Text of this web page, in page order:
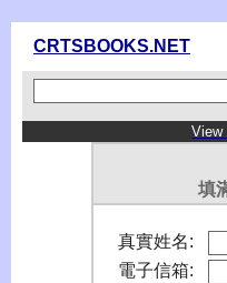
CRTSBOOKS.NET
View
填
真實姓名:
電子信箱: